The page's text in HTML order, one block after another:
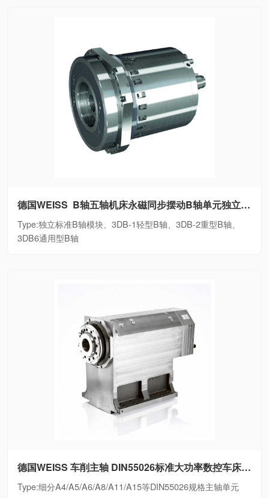
德国WEISS B轴五轴机床永磁同步摆动B轴单元独立标准B轴模块、3DB-1轻型B轴、3DB-2重型B轴、3DB6通用型B轴
Type:独立标准B轴模块、3DB-1轻型B轴、3DB-2重型B轴、
3DB6通用型B轴
德国WEISS 车削主轴 DIN55026标准大功率数控车床电主轴细分A4/A5/A6/A8/A11/A15等DIN55026规格主轴单元
Type:细分A4/A5/A6/A8/A11/A15等DIN55026规格主轴单元